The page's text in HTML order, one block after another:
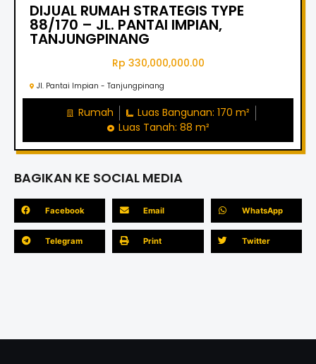
DIJUAL RUMAH STRATEGIS TYPE
88/170 – JL. PANTAI IMPIAN,
TANJUNGPINANG
Rp 330,000,000.00
Jl. Pantai Impian - Tanjungpinang
Rumah
Luas Bangunan: 170 m²
Luas Tanah: 88 m²
BAGIKAN KE SOCIAL MEDIA
Facebook Email WhatsApp
Telegram Print Twitter